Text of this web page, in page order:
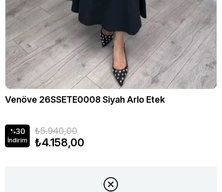
Venöve 26SSETE0008 Siyah Arlo Etek
%30
İndirim
₺5.940,00
₺4.158,00